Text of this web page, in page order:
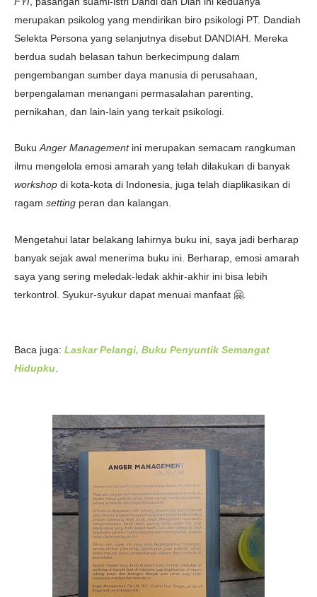
merupakan psikolog yang mendirikan biro psikologi PT. Dandiah
Selekta Persona yang selanjutnya disebut DANDIAH. Mereka
berdua sudah belasan tahun berkecimpung dalam
pengembangan sumber daya manusia di perusahaan,
berpengalaman menangani permasalahan parenting,
pernikahan, dan lain-lain yang terkait psikologi.
Buku Anger Managementini merupakan semacam rangkuman
ilmu mengelola emosi amarah yang telah dilakukan di banyak
workshop di kota-kota di Indonesia, juga telah diaplikasikan di
ragam setting peran dan kalangan.
Mengetahui latar belakang lahirnya buku ini, saya jadi berharap
banyak sejak awal menerima buku ini. Berharap, emosi amarah
saya yang sering meledak-ledak akhir-akhir ini bisa lebih
terkontrol. Syukur-syukur dapat menuai manfaat 🤗.
Baca juga: Laskar Pelangi, Buku Penyuntik Semangat
Hidupku